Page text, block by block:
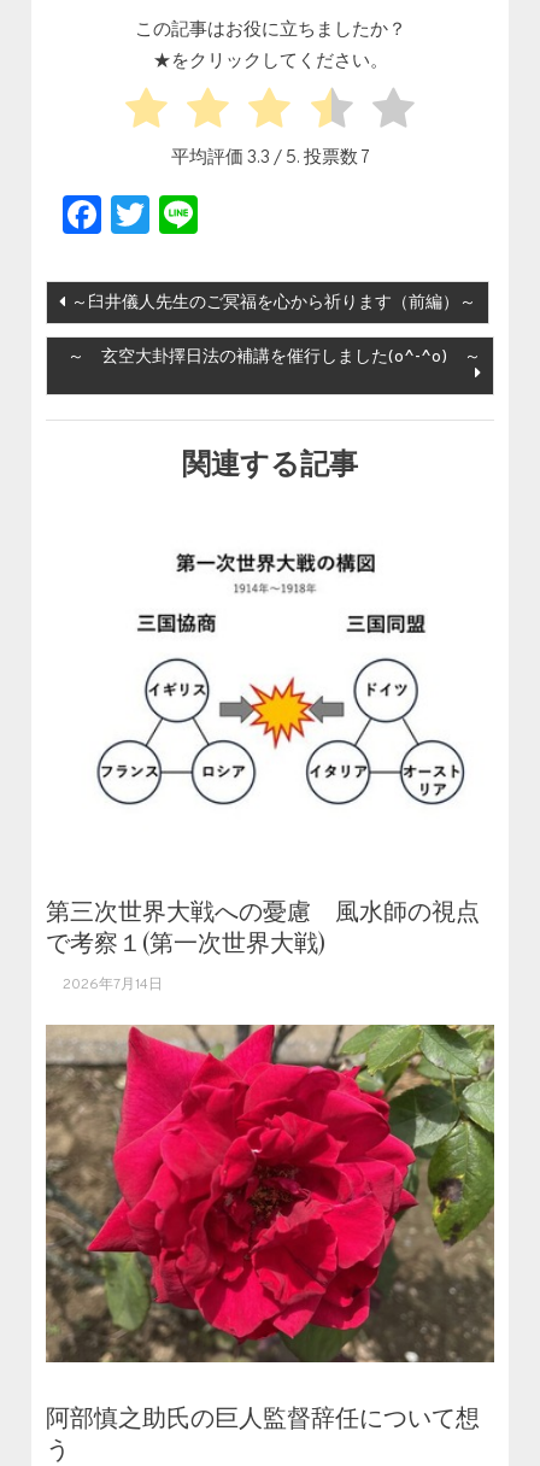
この記事はお役に立ちましたか？
★をクリックしてください。
平均評価 3.3 / 5. 投票数7
Facebook
Twitter
投稿ナビゲーション
～臼井儀人先生のご冥福を心から祈ります（前編）～
～ 玄空大卦擇日法の補講を催行しました(o^-^o) ～
関連する記事
第三次世界大戦への憂慮 風水師の視点
で考察１(第一次世界大戦)
2026年7月14日
阿部慎之助氏の巨人監督辞任について想
う